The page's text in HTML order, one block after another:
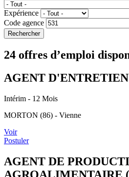
Expérience
Code agence
24 offres d’emploi
AGENT
Intérim - 12 Mois
MORTON (86) - Vienne
Voir
Postuler
AGENT DE